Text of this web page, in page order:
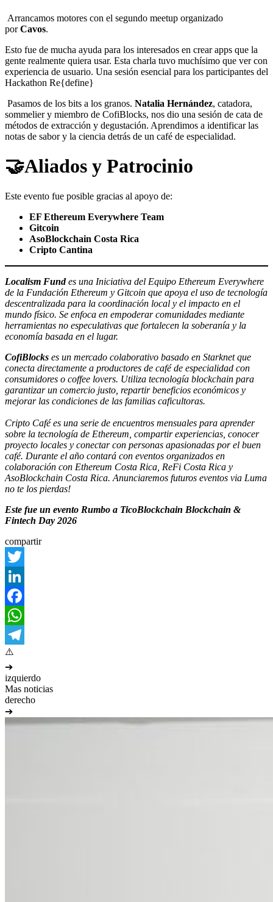
Arrancamos motores con el segundo meetup organizado
porCavos.
Esto fue de mucha ayuda para los interesados en crear apps que la
gente realmente quiera usar. Esta charla tuvo muchísimo que ver con
experiencia de usuario. Una sesión esencial para los participantes del
Hackathon Re{define}
Pasamos de los bits a los granos. Natalia Hernández, catadora,
sommelier y miembro de CofiBlocks, nos dio una sesión de cata de
métodos de extracción y degustación. Aprendimos a identificar las
notas de sabor y la ciencia detrás de un café de especialidad.
​🤝Aliados y Patrocinio
​​Este evento fue posible gracias al apoyo de:
EF Ethereum Everywhere Team
Gitcoin
AsoBlockchain Costa Rica
Cripto Cantina
Localism Fundes una Iniciativa del Equipo Ethereum Everywhere
de la Fundación Ethereum y Gitcoin que apoya el uso de tecnología
descentralizada para la coordinación local y el impacto en el
mundo físico. Se enfoca en empoderar comunidades mediante
herramientas no especulativas que fortalecen la soberanía y la
economía basada en el lugar.
CofiBlocks es un mercado colaborativo basado en Starknet que
conecta directamente a productores de café de especialidad con
consumidores o coffee lovers. Utiliza tecnología blockchain para
garantizar un comercio justo, repartir beneficios económicos y
mejorar las condiciones de las familias caficultoras.
Cripto Café es una serie de encuentros mensuales para aprender
sobre la tecnología de Ethereum, compartir experiencias, conocer
proyecto locales y conectar con personas apasionadas por el buen
café. Durante el año contará con eventos organizados en
colaboración con Ethereum Costa Rica, ReFi Costa Rica y
AsoBlockchain Costa Rica. Anunciaremos futuros eventos via Luma
no te los pierdas!
Este fue un evento Rumbo a TicoBlockchain Blockchain &
Fintech Day 2026
compartir
Twitter
LinkedIn
Facebook
WhatsApp
Telegram
➔
izquierdo
Mas noticias
derecho
➔